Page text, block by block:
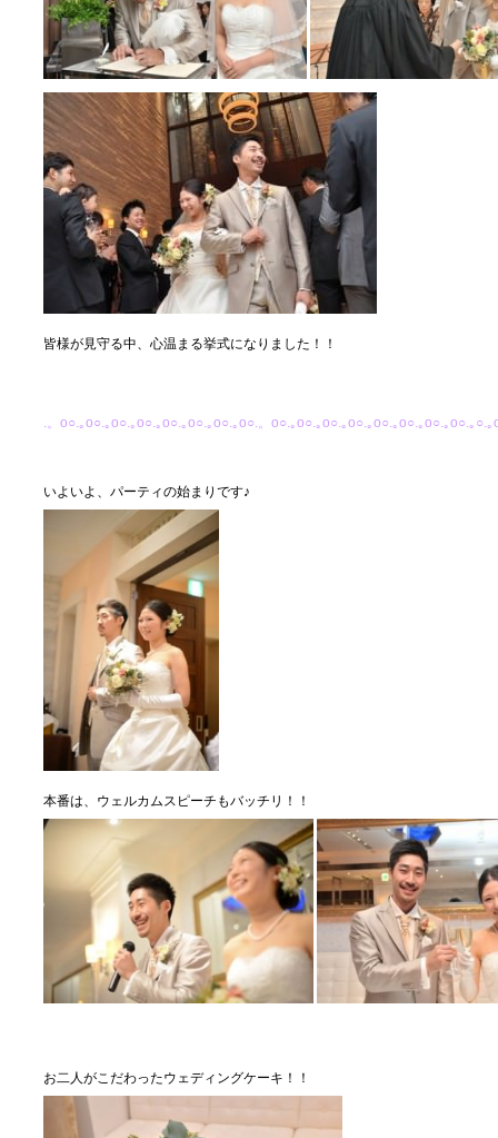
皆様が見守る中、心温まる挙式になりました！！
.。o○.｡o○.｡o○.｡o○.｡o○.｡o○.｡o○.｡o○.。o○.｡o○.｡o○.｡o○.｡o○.｡o○.｡o○.｡o○.｡○.｡
いよいよ、パーティの始まりです♪
本番は、ウェルカムスピーチもバッチリ！！
お二人がこだわったウェディングケーキ！！